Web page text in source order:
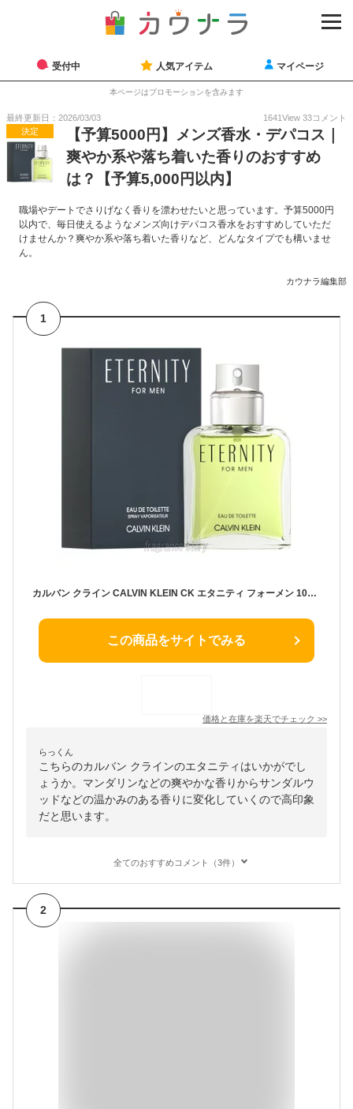
受付中 人気アイテム マイページ
本ページはプロモーションを含みます
最終更新日：2026/03/03 1641View 33コメント
決定
【予算5000円】メンズ香水・デパコス｜
爽やか系や落ち着いた香りのおすすめ
は？【予算5,000円以内】
職場やデートでさりげなく香りを漂わせたいと思っています。予算5000円
以内で、毎日使えるようなメンズ向けデパコス香水をおすすめしていただ
けませんか？爽やか系や落ち着いた香りなど、どんなタイプでも構いませ
ん。
カウナラ編集部
1
カルバン クライン CALVIN KLEIN CK エタニティ フォーメン 100ml EDT SP fs 【香水 メンズ】【即納】
この商品をサイトでみる
価格と在庫を楽天でチェック >>
らっくん
こちらのカルバン クラインのエタニティはいかがでし
ょうか。マンダリンなどの爽やかな香りからサンダルウ
ッドなどの温かみのある香りに変化していくので高印象
だと思います。
全てのおすすめコメント（3件）
2